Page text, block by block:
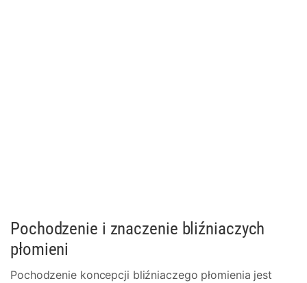
Pochodzenie i znaczenie bliźniaczych
płomieni
Pochodzenie koncepcji bliźniaczego płomienia jest